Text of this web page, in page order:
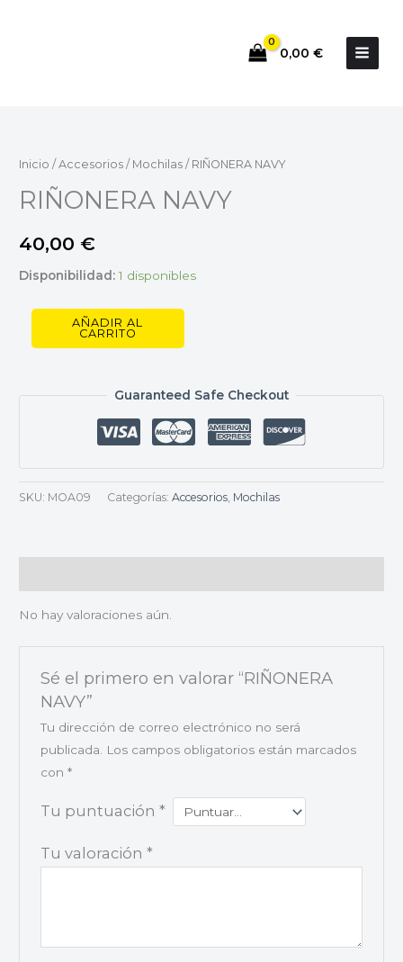
0,00 €
Inicio / Accesorios / Mochilas / RIÑONERA NAVY
RIÑONERA NAVY
40,00 €
Disponibilidad: 1 disponibles
cantidad
AÑADIR AL
CARRITO
Guaranteed Safe Checkout
SKU: MOA09 Categorías: Accesorios, Mochilas
No hay valoraciones aún.
Sé el primero en valorar “RIÑONERA
NAVY”
Tu dirección de correo electrónico no será
publicada.
Los campos obligatorios están marcados
con *
Tu puntuación *
Tu valoración *